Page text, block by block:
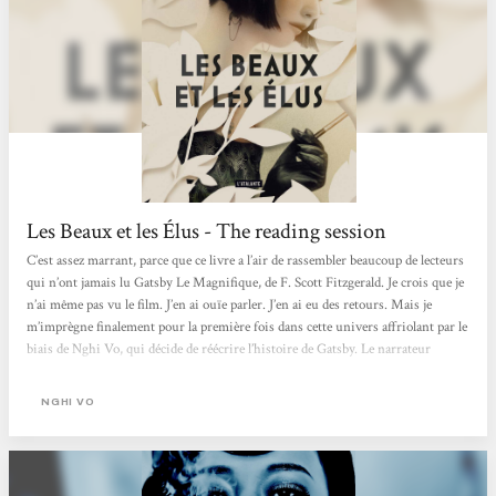
Les Beaux et les Élus - The reading session
C’est assez marrant, parce que ce livre a l’air de rassembler beaucoup de lecteurs
qui n’ont jamais lu Gatsby Le Magnifique, de F. Scott Fitzgerald. Je crois que je
n’ai même pas vu le film. J’en ai ouïe parler. J’en ai eu des retours. Mais je
m’imprègne finalement pour la première fois dans cette univers affriolant par le
biais de Nghi Vo, qui décide de réécrire l’histoire de Gatsby. Le narrateur
femme « adoptée » au Tonkin-Vietman, dans un passé flou tel que son âge
NGHI VO